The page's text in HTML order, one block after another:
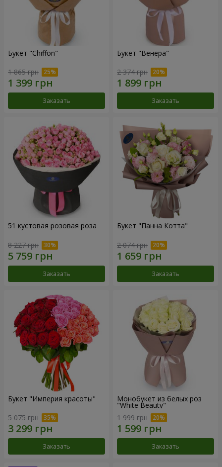
Букет "Chiffon"
1 865 грн
Заказать
Букет "Венера"
2 374 грн
Заказать
51 кустовая розовая роза
8 227 грн
Заказать
Букет "Панна Котта"
2 074 грн
Заказать
Букет "Империя красоты"
5 075 грн
Заказать
Монобукет из белых роз
"White Beauty"
1 999 грн
Заказать